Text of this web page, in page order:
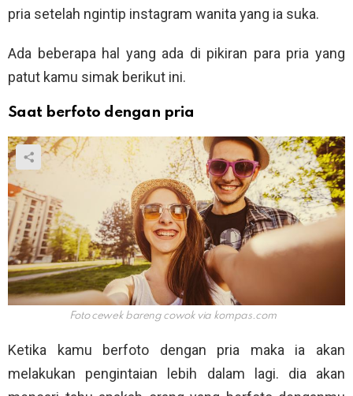
pria setelah ngintip instagram wanita yang ia suka.
Ada beberapa hal yang ada di pikiran para pria yang
patut kamu simak berikut ini.
Saat berfoto dengan pria
Foto cewek bareng cowok via kompas.com
Ketika kamu berfoto dengan pria maka ia akan
melakukan pengintaian lebih dalam lagi. dia akan